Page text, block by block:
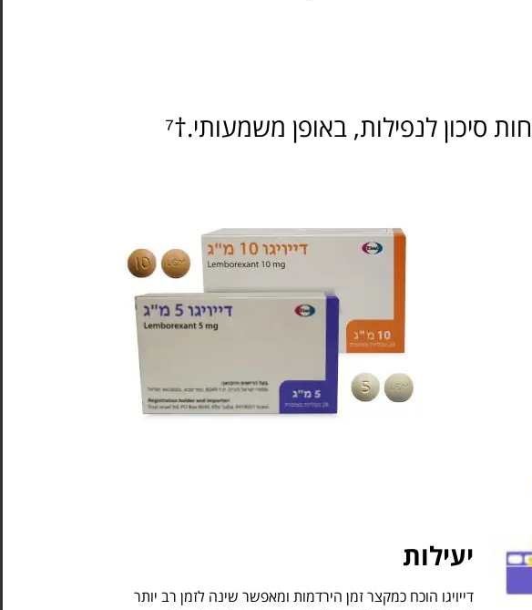
יעילות
דייויגו הוכח כמקצר זמן הירדמות ומאפשר שינה לזמן רב יותר